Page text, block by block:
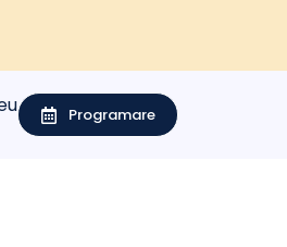
Programare